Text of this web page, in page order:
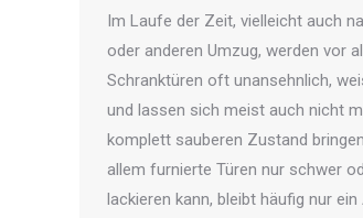
Im Laufe der Zeit, vielleicht auch
oder anderen Umzug, werden vor
Schranktüren oft unansehnlich,
und lassen sich meist auch nicht
komplett sauberen Zustand
allem furnierte Türen nur schwer
lackieren kann, bleibt häufig nur